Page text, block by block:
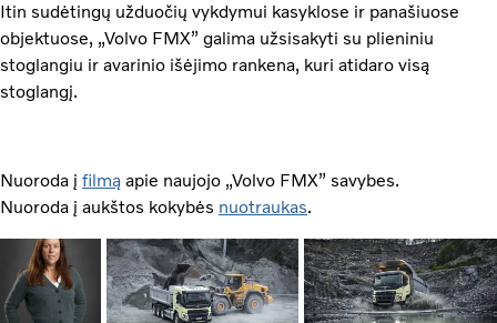
Itin sudėtingų užduočių vykdymui kasyklose ir panašiuose
objektuose, „Volvo FMX” galima užsisakyti su plieniniu
stoglangiu ir avarinio išėjimo rankena, kuri atidaro visą
stoglangį.
Nuoroda į filmą apie naujojo „Volvo FMX” savybes.
Nuoroda į aukštos kokybės nuotraukas.